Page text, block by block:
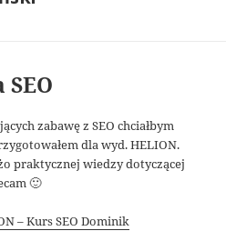
zabawę z SEO chciałbym
dla wyd. HELION.
praktycznej wiedzy dotyczącej
🙂
– Kurs SEO Dominik